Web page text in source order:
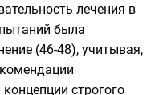
лечения в
была
(46-48), учитывая,
строгого